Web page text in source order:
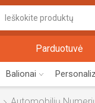
Parduotuvė
Balionai